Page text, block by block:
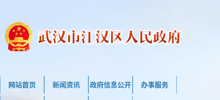
网站首页 新闻资讯 政府信息公开 办事服务